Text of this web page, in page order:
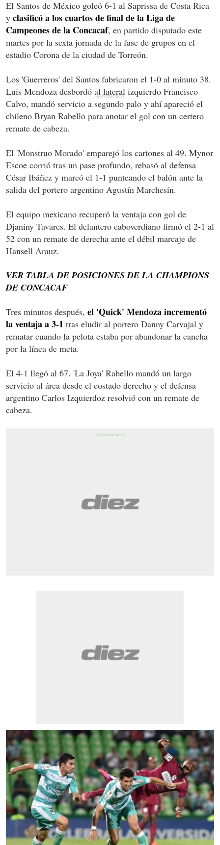
El Santos de México goleó 6-1 al Saprissa de Costa Rica
y clasificó a los cuartos de final de la Liga de
Campeones de la Concacaf, en partido disputado este
martes por la sexta jornada de la fase de grupos en el
estadio Corona de la ciudad de Torreón.
Los 'Guerreros' del Santos fabricaron el 1-0 al minuto 38.
Luis Mendoza desbordó al lateral izquierdo Francisco
Calvo, mandó servicio a segundo palo y ahí apareció el
chileno Bryan Rabello para anotar el gol con un certero
remate de cabeza.
El 'Monstruo Morado' emparejó los cartones al 49. Mynor
Escoe corrió tras un pase profundo, rebasó al defensa
César Ibáñez y marcó el 1-1 punteando el balón ante la
salida del portero argentino Agustín Marchesín.
El equipo mexicano recuperó la ventaja con gol de
Djaniny Tavares. El delantero caboverdiano firmó el 2-1 al
52 con un remate de derecha ante el débil marcaje de
Hansell Arauz.
VER TABLA DE POSICIONES DE LA CHAMPIONS
DE CONCACAF
Tres minutos después, el 'Quick' Mendoza incrementó
la ventaja a 3-1 tras eludir al portero Danny Carvajal y
rematar cuando la pelota estaba por abandonar la cancha
por la línea de meta.
El 4-1 llegó al 67. 'La Joya' Rabello mandó un largo
servicio al área desde el costado derecho y el defensa
argentino Carlos Izquierdoz resolvió con un remate de
cabeza.